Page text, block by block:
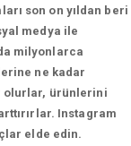
son on yıldan beri
medya ile
milyonlarca
ne kadar
olurlar, ürünlerini
Instagram
elde edin.